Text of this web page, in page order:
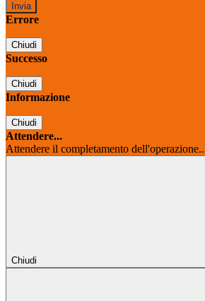
Errore
Chiudi
Successo
Chiudi
Informazione
Chiudi
Attendere...
Attendere il completamento
Chiudi